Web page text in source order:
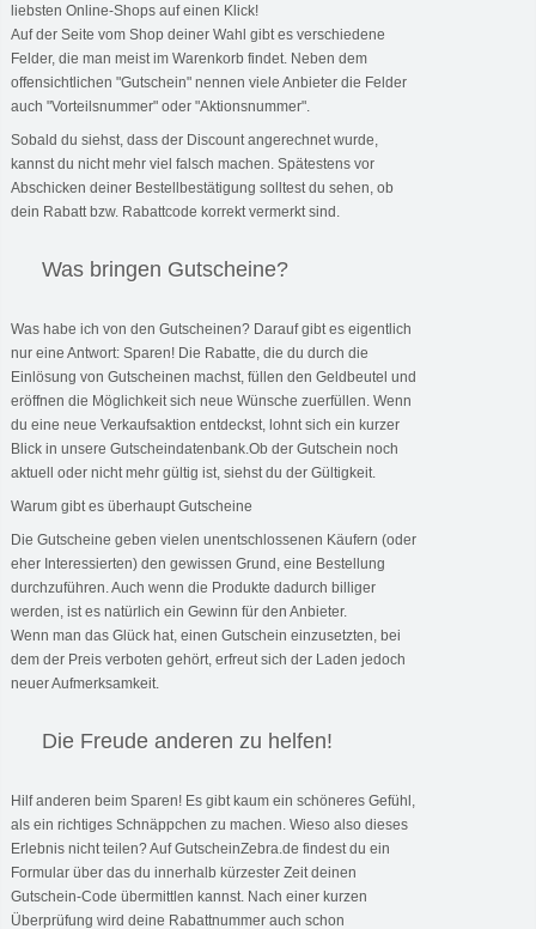
liebsten Online-Shops auf einen Klick!
Auf der Seite vom Shop deiner Wahl gibt es verschiedene
Felder, die man meist im Warenkorb findet. Neben dem
offensichtlichen "Gutschein" nennen viele Anbieter die Felder
auch "Vorteilsnummer" oder "Aktionsnummer".
Sobald du siehst, dass der Discount angerechnet wurde,
kannst du nicht mehr viel falsch machen. Spätestens vor
Abschicken deiner Bestellbestätigung solltest du sehen, ob
dein Rabatt bzw. Rabattcode korrekt vermerkt sind.
Was bringen Gutscheine?
Was habe ich von den Gutscheinen? Darauf gibt es eigentlich
nur eine Antwort: Sparen! Die Rabatte, die du durch die
Einlösung von Gutscheinen machst, füllen den Geldbeutel und
eröffnen die Möglichkeit sich neue Wünsche zuerfüllen. Wenn
du eine neue Verkaufsaktion entdeckst, lohnt sich ein kurzer
Blick in unsere Gutscheindatenbank.Ob der Gutschein noch
aktuell oder nicht mehr gültig ist, siehst du der Gültigkeit.
Warum gibt es überhaupt Gutscheine
Die Gutscheine geben vielen unentschlossenen Käufern (oder
eher Interessierten) den gewissen Grund, eine Bestellung
durchzuführen. Auch wenn die Produkte dadurch billiger
werden, ist es natürlich ein Gewinn für den Anbieter.
Wenn man das Glück hat, einen Gutschein einzusetzten, bei
dem der Preis verboten gehört, erfreut sich der Laden jedoch
neuer Aufmerksamkeit.
Die Freude anderen zu helfen!
Hilf anderen beim Sparen! Es gibt kaum ein schöneres Gefühl,
als ein richtiges Schnäppchen zu machen. Wieso also dieses
Erlebnis nicht teilen? Auf GutscheinZebra.de findest du ein
Formular über das du innerhalb kürzester Zeit deinen
Gutschein-Code übermittlen kannst. Nach einer kurzen
Überprüfung wird deine Rabattnummer auch schon